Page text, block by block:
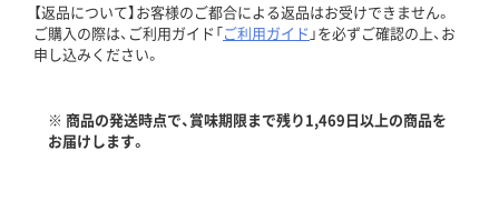
【返品について】お客様のご都合による返品はお受けできません。
ご購入の際は、ご利用ガイド「ご利用ガイド 」を必ずご確認の上、お
申し込みください。
※ 商品の発送時点で、賞味期限まで残り1,469日以上の商品を
お届けします。